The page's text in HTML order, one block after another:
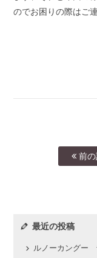
のでお困りの際はご
前
最近の投稿
ルノーカングー